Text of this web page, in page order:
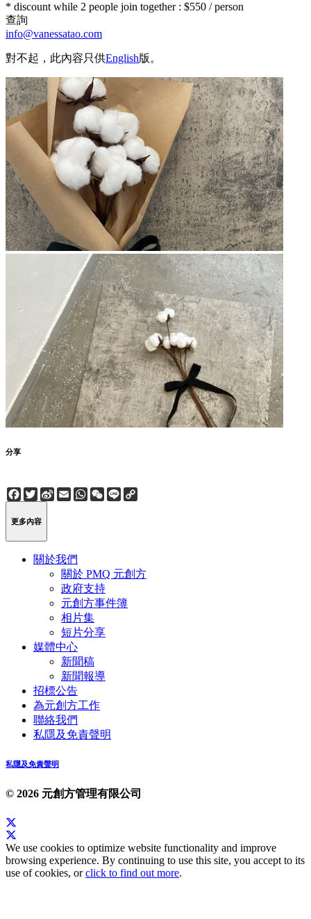
* discount while 2 people join together : $550 / person
查詢
info@vanessatao.com
對不起，此內容只供English版。
分享
Facebook
Twitter
Sina
Weibo
EmailWhatsApp
WeChat
Line
更多內容
關於我們
關於 PMQ 元創方
政府支持
元創方事件簿
相片集
短片分享
媒體中心
新聞稿
新聞報導
招標公告
為元創方工作
聯絡我們
私隱及免責聲明
私隱及免責聲明
© 2026 元創方管理有限公司
We use cookies to optimize website functionality and improve
browsing experience. By continuing to use this site, you accept to its
use of cookies, orclick to find out more.